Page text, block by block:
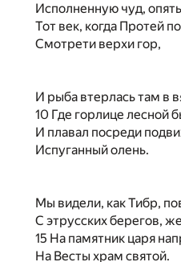
Исполненную чуд,
Тот век, когда Протей
Смотрети верхи гор,
И рыба втерлась там в
10 Где горлице лесной
И плавал посреди
Испуганный олень.
Мы видели, как Тибр,
С этрусских берегов,
15 На памятник царя
На Весты храм святой.